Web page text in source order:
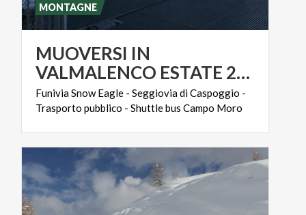
MUOVERSI IN
VALMALENCO ESTATE 2026
FuniviaSnow Eagle - SeggioviadiCaspoggio -
Trasporto pubblico - Shuttlebus Campo Moro
MONTAGNE